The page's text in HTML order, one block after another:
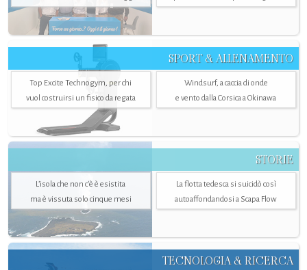
SPORT & ALLENAMENTO
Top Excite Technogym, per chi
vuol costruirsi un fisico da regata
Windsurf, a caccia di onde
e vento dalla Corsica a Okinawa
STORIE
L’isola che non c'è è esistita
ma è vissuta solo cinque mesi
La flotta tedesca si suicidò così
autoaffondandosi a Scapa Flow
TECNOLOGIA & RICERCA